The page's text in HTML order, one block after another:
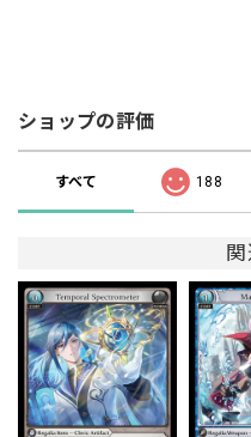
ショップの評価
すべて 188